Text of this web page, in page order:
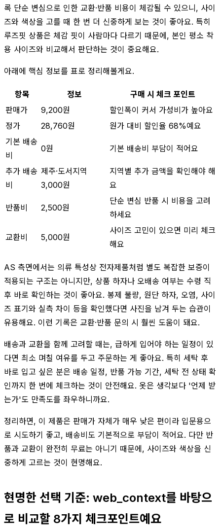
록 단순 변심으로 인한 교환·반품 비용이 체감될 수 있으니, 사이
즈와 색상을 고를 때 한 번 더 신중하게 보는 것이 좋아요. 특히
루즈핏 상품은 체감 핏이 사람마다 다르기 때문에, 본인 평소 착
용 사이즈와 비교해서 판단하는 것이 중요해요.
아래에 핵심 정보를 표로 정리해볼게요.
항목 정보
구매 시 체크 포인트
판매가
9,200원
할인폭이 커서 가성비가 높아요
정가
28,760원
원가 대비 할인율 68%예요
기본 배송
비
0원 기본 배송비 부담이 적어요
추가 배송
비
제주·도서지역
3,000원
지역별 추가 금액을 확인해야 해
요
반품비 2,500원
단순 변심 반품 시 비용을 고려
하세요
교환비 5,000원
사이즈 고민이 있으면 미리 체크
해요
AS 측면에서는 의류 특성상 전자제품처럼 별도 복잡한 보증이
적용되는 구조는 아니지만, 상품 하자나 오배송 여부는 수령 직
후 바로 확인하는 것이 좋아요. 봉제 불량, 원단 하자, 오염, 사이
즈 표기와 실측 차이 등을 확인했다면 사진을 남겨 두는 습관이
유용해요. 이런 기록은 교환·반품 문의 시 훨씬 도움이 돼요.
배송과 교환을 함께 고려할 때는, 급하게 입어야 하는 일정이 있
다면 최소 며칠 여유를 두고 주문하는 게 좋아요. 특히 세탁 후
바로 입고 싶은 분은 배송 일정, 반품 가능 기간, 세탁 전 상태 확
인까지 한 번에 체크하는 것이 안전해요. 옷은 생각보다 '언제 받
는가'도 만족도를 좌우하니까요.
정리하면, 이 제품은 판매가 자체가 매우 낮은 편이라 입문용으
로 시도하기 좋고, 배송비도 기본적으로 부담이 적어요. 다만 반
품과 교환이 완전히 무료는 아니기 때문에, 사이즈와 색상을 신
중하게 고르는 것이 현명해요.
현명한 선택 기준: web_context를 바탕으
로 비교할 8가지 체크포인트예요